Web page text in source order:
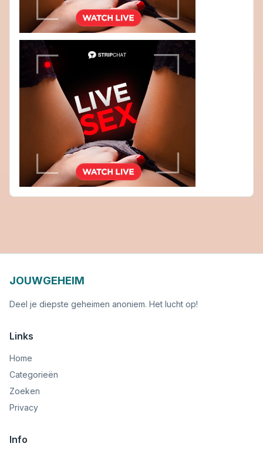
JOUWGEHEIM
Deel je diepste geheimen anoniem. Het lucht op!
Links
Home
Categorieën
Zoeken
Privacy
Info